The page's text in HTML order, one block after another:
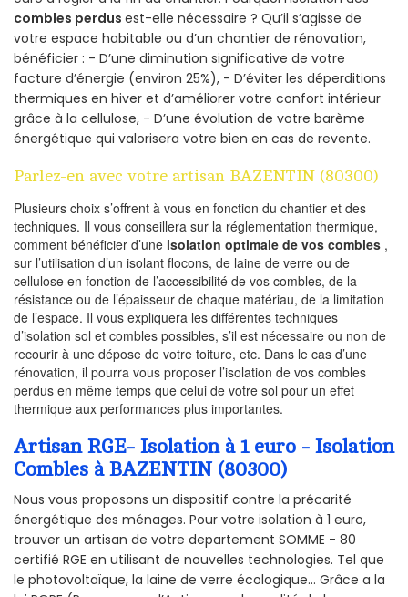
combles perdus est-elle nécessaire ? Qu’il s’agisse de
votre espace habitable ou d’un chantier de rénovation,
bénéficier : - D’une diminution significative de votre
facture d’énergie (environ 25%), - D’éviter les déperditions
thermiques en hiver et d’améliorer votre confort intérieur
grâce à la cellulose, - D’une évolution de votre barème
énergétique qui valorisera votre bien en cas de revente.
Parlez-en avec votre artisan BAZENTIN (80300)
Plusieurs choix s’offrent à vous en fonction du chantier et des
techniques. Il vous conseillera sur la réglementation thermique,
comment bénéficier d’une isolation optimale de vos combles ,
sur l’utilisation d’un isolant flocons, de laine de verre ou de
cellulose en fonction de l’accessibilité de vos combles, de la
résistance ou de l’épaisseur de chaque matériau, de la limitation
de l’espace. Il vous expliquera les différentes techniques
d’isolation sol et combles possibles, s’il est nécessaire ou non de
recourir à une dépose de votre toiture, etc. Dans le cas d’une
rénovation, il pourra vous proposer l’isolation de vos combles
perdus en même temps que celui de votre sol pour un effet
thermique aux performances plus importantes.
Artisan RGE- Isolation à 1 euro - Isolation
Combles à BAZENTIN (80300)
Nous vous proposons un dispositif contre la précarité
énergétique des ménages. Pour votre isolation à 1 euro,
trouver un artisan de votre departement SOMME - 80
certifié RGE en utilisant de nouvelles technologies. Tel que
le photovoltaïque, la laine de verre écologique... Grâce a la